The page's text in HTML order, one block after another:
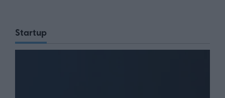
Startup